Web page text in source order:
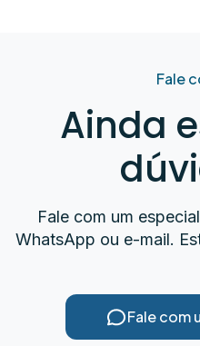
Fale
Ainda
Fale com um
WhatsApp ou e-mail.
Fale com